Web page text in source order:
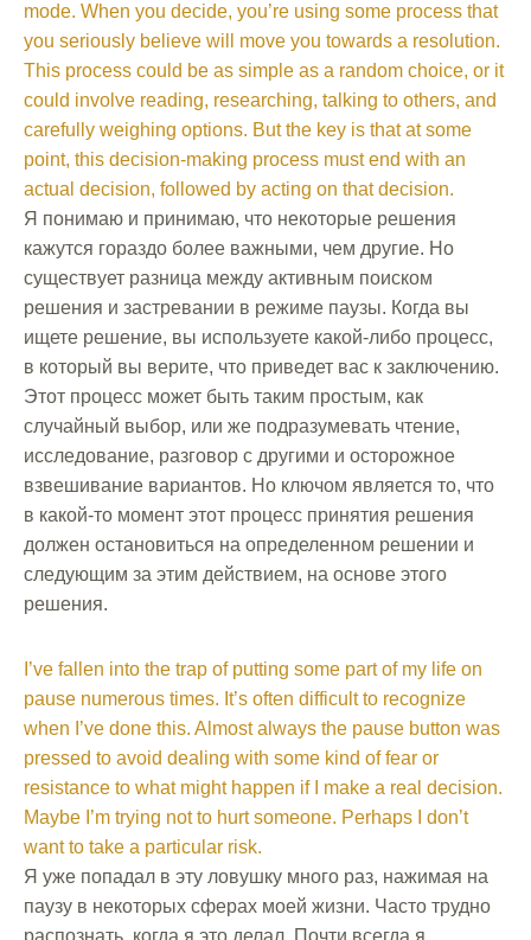
mode. When you decide, you’re using some process that
you seriously believe will move you towards a resolution.
This process could be as simple as a random choice, or it
could involve reading, researching, talking to others, and
carefully weighing options. But the key is that at some
point, this decision-making process must end with an
actual decision, followed by acting on that decision.
Я понимаю и принимаю, что некоторые решения
кажутся гораздо более важными, чем другие. Но
существует разница между активным поиском
решения и застревании в режиме паузы. Когда вы
ищете решение, вы используете какой-либо процесс,
в который вы верите, что приведет вас к заключению.
Этот процесс может быть таким простым, как
случайный выбор, или же подразумевать чтение,
исследование, разговор с другими и осторожное
взвешивание вариантов. Но ключом является то, что
в какой-то момент этот процесс принятия решения
должен остановиться на определенном решении и
следующим за этим действием, на основе этого
решения.
I’ve fallen into the trap of putting some part of my life on
pause numerous times. It’s often difficult to recognize
when I’ve done this. Almost always the pause button was
pressed to avoid dealing with some kind of fear or
resistance to what might happen if I make a real decision.
Maybe I’m trying not to hurt someone. Perhaps I don’t
want to take a particular risk.
Я уже попадал в эту ловушку много раз, нажимая на
паузу в некоторых сферах моей жизни. Часто трудно
распознать, когда я это делал. Почти всегда я